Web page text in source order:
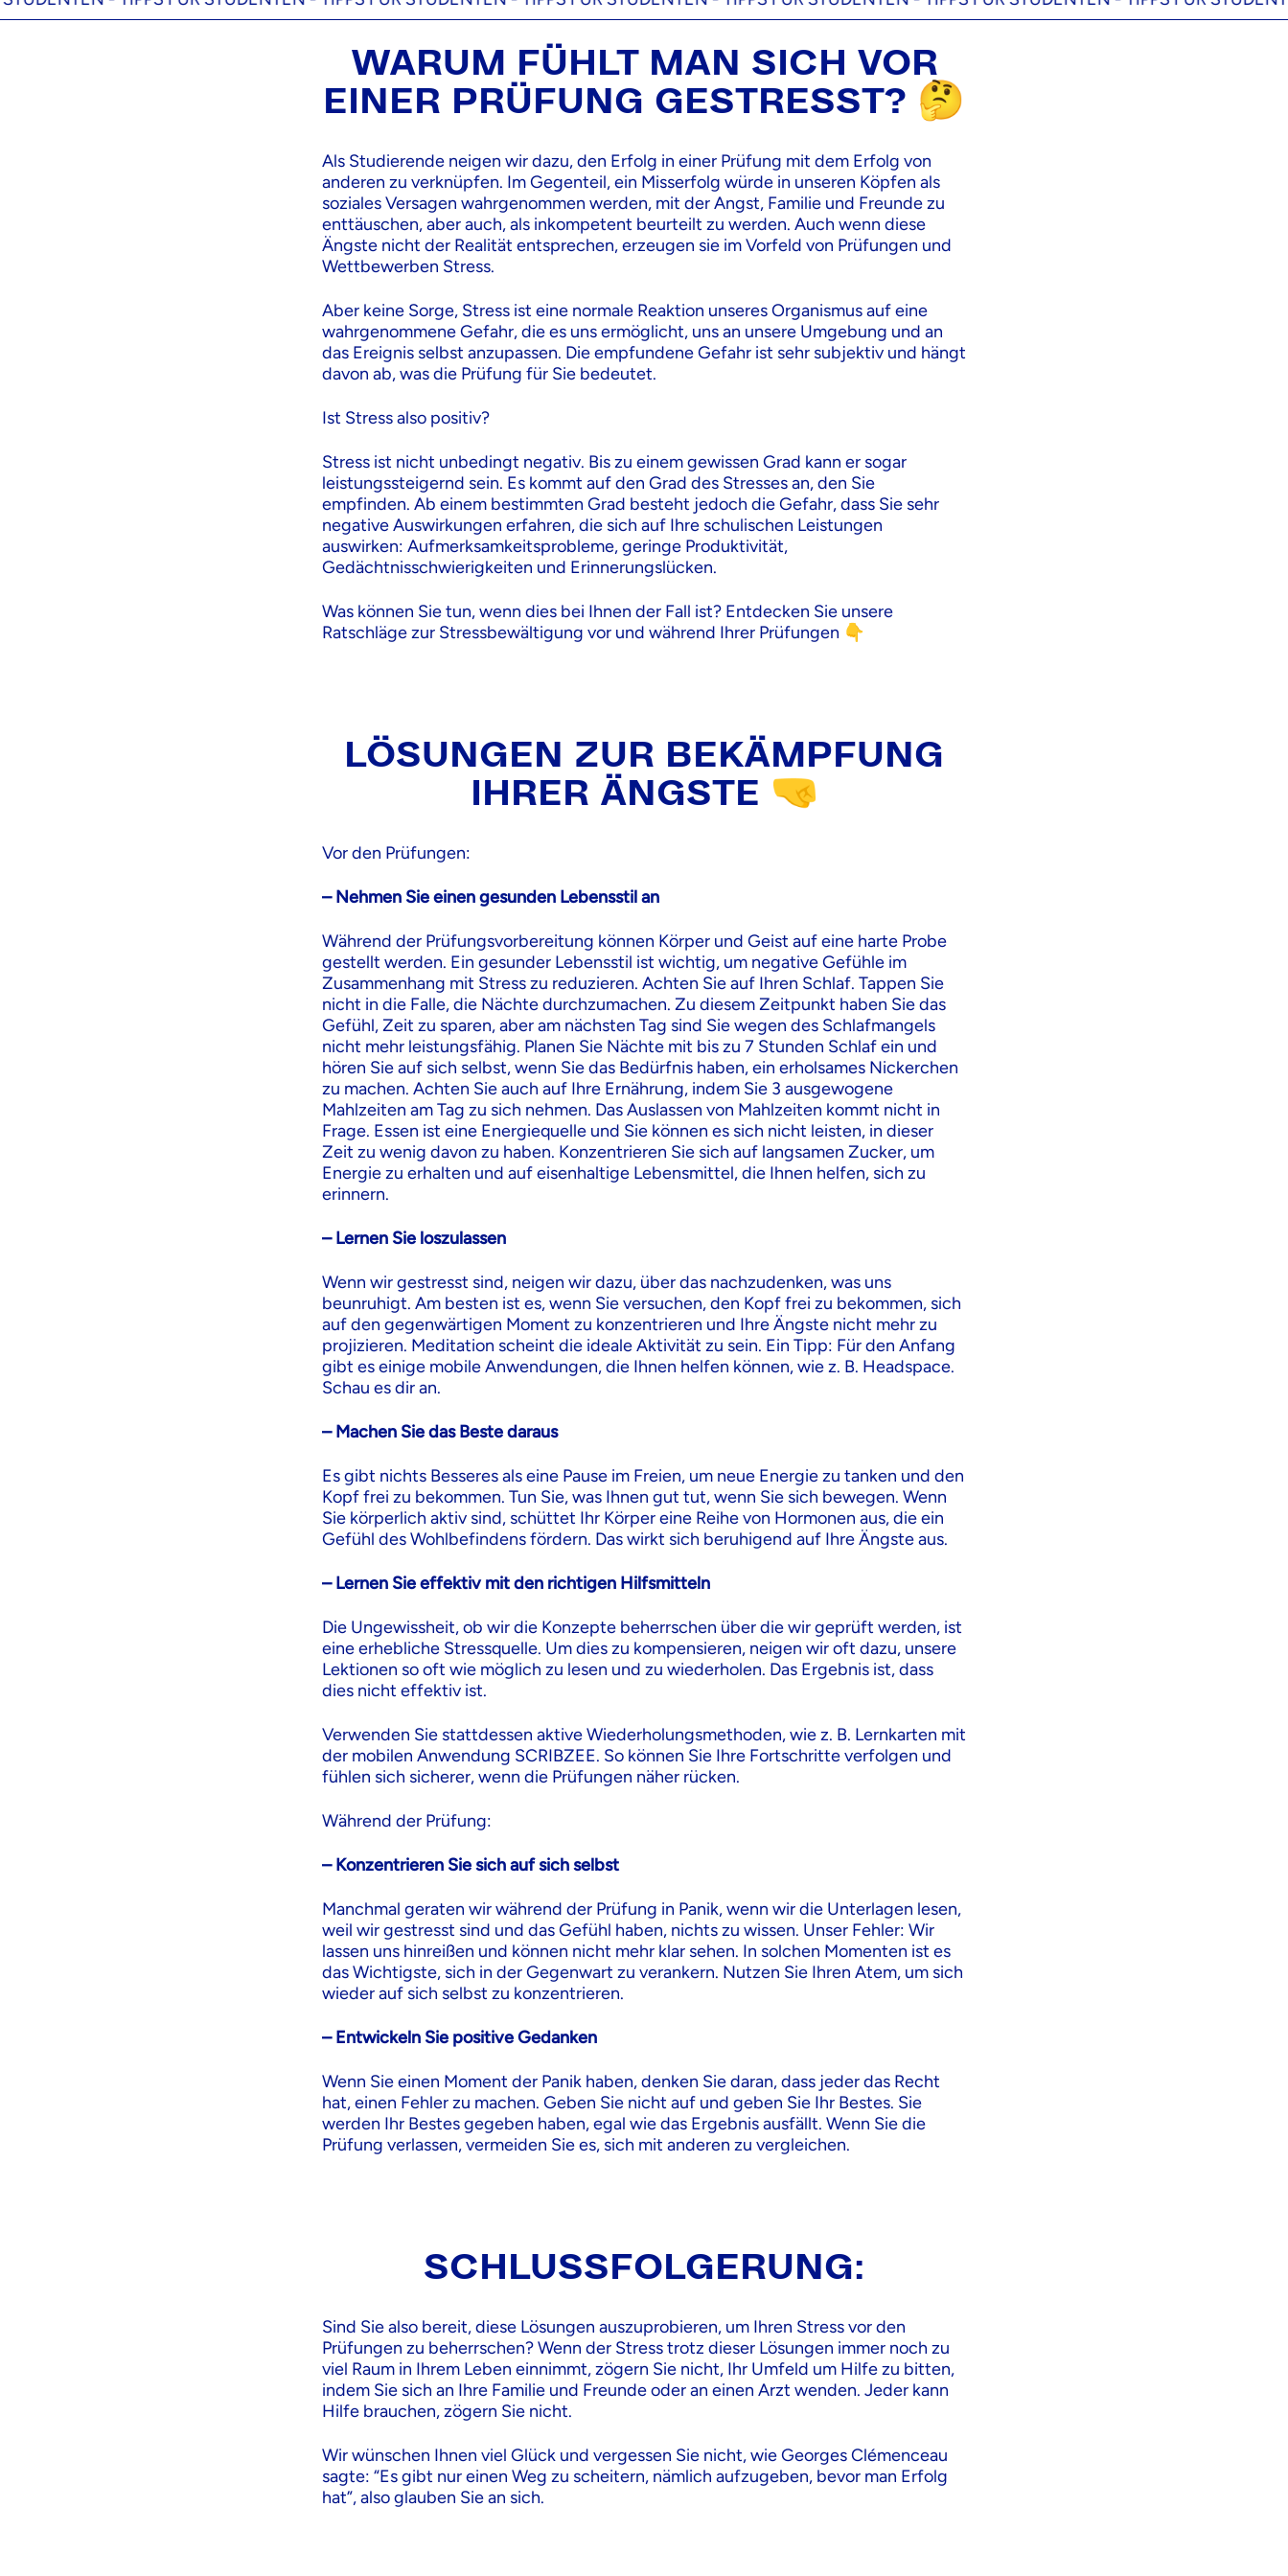
WARUM FÜHLT MAN SICH VOR
EINER PRÜFUNG GESTRESST? 🤔
Als Studierende neigen wir dazu, den Erfolg in einer Prüfung mit dem Erfolg von
anderen zu verknüpfen. Im Gegenteil, ein Misserfolg würde in unseren Köpfen als
soziales Versagen wahrgenommen werden, mit der Angst, Familie und Freunde zu
enttäuschen, aber auch, als inkompetent beurteilt zu werden. Auch wenn diese
Ängste nicht der Realität entsprechen, erzeugen sie im Vorfeld von Prüfungen und
Wettbewerben Stress.
Aber keine Sorge, Stress ist eine normale Reaktion unseres Organismus auf eine
wahrgenommene Gefahr, die es uns ermöglicht, uns an unsere Umgebung und an
das Ereignis selbst anzupassen. Die empfundene Gefahr ist sehr subjektiv und hängt
davon ab, was die Prüfung für Sie bedeutet.
Ist Stress also positiv?
Stress ist nicht unbedingt negativ. Bis zu einem gewissen Grad kann er sogar
leistungssteigernd sein. Es kommt auf den Grad des Stresses an, den Sie
empfinden. Ab einem bestimmten Grad besteht jedoch die Gefahr, dass Sie sehr
negative Auswirkungen erfahren, die sich auf Ihre schulischen Leistungen
auswirken: Aufmerksamkeitsprobleme, geringe Produktivität,
Gedächtnisschwierigkeiten und Erinnerungslücken.
Was können Sie tun, wenn dies bei Ihnen der Fall ist? Entdecken Sie unsere
Ratschläge zur Stressbewältigung vor und während Ihrer Prüfungen 👇
LÖSUNGEN ZUR BEKÄMPFUNG
IHRER ÄNGSTE 🤜
Vor den Prüfungen:
– Nehmen Sie einen gesunden Lebensstil an
Während der Prüfungsvorbereitung können Körper und Geist auf eine harte Probe
gestellt werden. Ein gesunder Lebensstil ist wichtig, um negative Gefühle im
Zusammenhang mit Stress zu reduzieren. Achten Sie auf Ihren Schlaf. Tappen Sie
nicht in die Falle, die Nächte durchzumachen. Zu diesem Zeitpunkt haben Sie das
Gefühl, Zeit zu sparen, aber am nächsten Tag sind Sie wegen des Schlafmangels
nicht mehr leistungsfähig. Planen Sie Nächte mit bis zu 7 Stunden Schlaf ein und
hören Sie auf sich selbst, wenn Sie das Bedürfnis haben, ein erholsames Nickerchen
zu machen. Achten Sie auch auf Ihre Ernährung, indem Sie 3 ausgewogene
Mahlzeiten am Tag zu sich nehmen. Das Auslassen von Mahlzeiten kommt nicht in
Frage. Essen ist eine Energiequelle und Sie können es sich nicht leisten, in dieser
Zeit zu wenig davon zu haben. Konzentrieren Sie sich auf langsamen Zucker, um
Energie zu erhalten und auf eisenhaltige Lebensmittel, die Ihnen helfen, sich zu
erinnern.
– Lernen Sie loszulassen
Wenn wir gestresst sind, neigen wir dazu, über das nachzudenken, was uns
beunruhigt. Am besten ist es, wenn Sie versuchen, den Kopf frei zu bekommen, sich
auf den gegenwärtigen Moment zu konzentrieren und Ihre Ängste nicht mehr zu
projizieren. Meditation scheint die ideale Aktivität zu sein. Ein Tipp: Für den Anfang
gibt es einige mobile Anwendungen, die Ihnen helfen können, wie z. B. Headspace.
Schau es dir an.
– Machen Sie das Beste daraus
Es gibt nichts Besseres als eine Pause im Freien, um neue Energie zu tanken und den
Kopf frei zu bekommen. Tun Sie, was Ihnen gut tut, wenn Sie sich bewegen. Wenn
Sie körperlich aktiv sind, schüttet Ihr Körper eine Reihe von Hormonen aus, die ein
Gefühl des Wohlbefindens fördern. Das wirkt sich beruhigend auf Ihre Ängste aus.
– Lernen Sie effektiv mit den richtigen Hilfsmitteln
Die Ungewissheit, ob wir die Konzepte beherrschen über die wir geprüft werden, ist
eine erhebliche Stressquelle. Um dies zu kompensieren, neigen wir oft dazu, unsere
Lektionen so oft wie möglich zu lesen und zu wiederholen. Das Ergebnis ist, dass
dies nicht effektiv ist.
Verwenden Sie stattdessen aktive Wiederholungsmethoden, wie z. B. Lernkarten mit
der mobilen Anwendung SCRIBZEE. So können Sie Ihre Fortschritte verfolgen und
fühlen sich sicherer, wenn die Prüfungen näher rücken.
Während der Prüfung:
– Konzentrieren Sie sich auf sich selbst
Manchmal geraten wir während der Prüfung in Panik, wenn wir die Unterlagen lesen,
weil wir gestresst sind und das Gefühl haben, nichts zu wissen. Unser Fehler: Wir
lassen uns hinreißen und können nicht mehr klar sehen. In solchen Momenten ist es
das Wichtigste, sich in der Gegenwart zu verankern. Nutzen Sie Ihren Atem, um sich
wieder auf sich selbst zu konzentrieren.
– Entwickeln Sie positive Gedanken
Wenn Sie einen Moment der Panik haben, denken Sie daran, dass jeder das Recht
hat, einen Fehler zu machen. Geben Sie nicht auf und geben Sie Ihr Bestes. Sie
werden Ihr Bestes gegeben haben, egal wie das Ergebnis ausfällt. Wenn Sie die
Prüfung verlassen, vermeiden Sie es, sich mit anderen zu vergleichen.
SCHLUSSFOLGERUNG:
Sind Sie also bereit, diese Lösungen auszuprobieren, um Ihren Stress vor den
Prüfungen zu beherrschen? Wenn der Stress trotz dieser Lösungen immer noch zu
viel Raum in Ihrem Leben einnimmt, zögern Sie nicht, Ihr Umfeld um Hilfe zu bitten,
indem Sie sich an Ihre Familie und Freunde oder an einen Arzt wenden. Jeder kann
Hilfe brauchen, zögern Sie nicht.
Wir wünschen Ihnen viel Glück und vergessen Sie nicht, wie Georges Clémenceau
sagte: “Es gibt nur einen Weg zu scheitern, nämlich aufzugeben, bevor man Erfolg
hat”, also glauben Sie an sich.